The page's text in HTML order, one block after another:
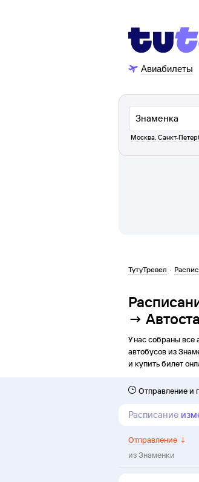
Авиабилеты
Москва, Санкт-
ТутуТревел ·
→
У нас собраны все
автобусов из
и купить билет
Отправление и
Расписание
Отправление ↓
изЗнаменки